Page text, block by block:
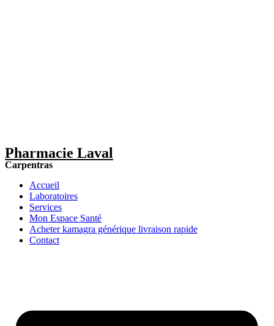
Pharmacie Laval
Carpentras
Accueil
Laboratoires
Services
Mon Espace Santé
Acheter kamagra générique livraison rapide
Contact